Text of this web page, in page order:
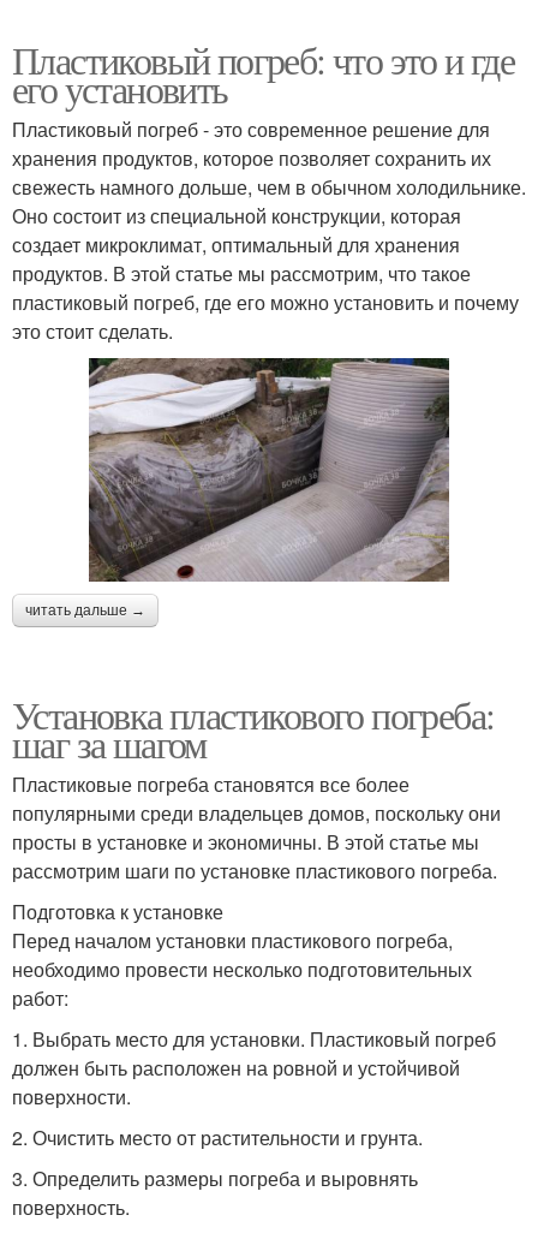
Пластиковый погреб: что это и где
его установить
Пластиковый погреб - это современное решение для
хранения продуктов, которое позволяет сохранить их
свежесть намного дольше, чем в обычном холодильнике.
Оно состоит из специальной конструкции, которая
создает микроклимат, оптимальный для хранения
продуктов. В этой статье мы рассмотрим, что такое
пластиковый погреб, где его можно установить и почему
это стоит сделать.
читать дальше →
Установка пластикового погреба:
шаг за шагом
Пластиковые погреба становятся все более
популярными среди владельцев домов, поскольку они
просты в установке и экономичны. В этой статье мы
рассмотрим шаги по установке пластикового погреба.
Подготовка к установке
Перед началом установки пластикового погреба,
необходимо провести несколько подготовительных
работ:
1. Выбрать место для установки. Пластиковый погреб
должен быть расположен на ровной и устойчивой
поверхности.
2. Очистить место от растительности и грунта.
3. Определить размеры погреба и выровнять
поверхность.